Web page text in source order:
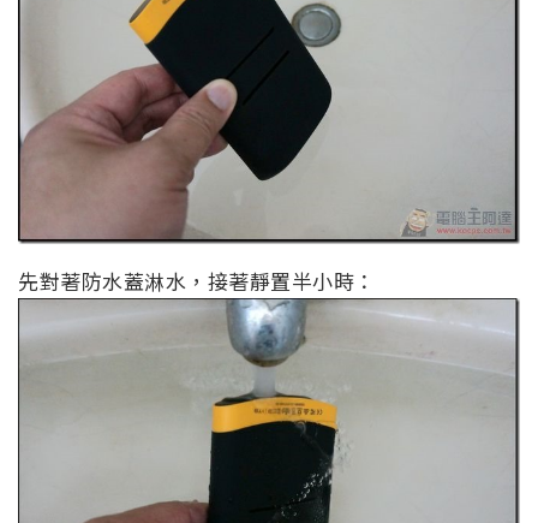
先對著防水蓋淋水，接著靜置半小時：